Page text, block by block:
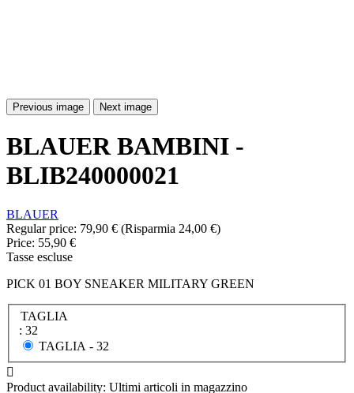
Previous image Next image
BLAUER BAMBINI -
BLIB240000021
BLAUER
Regular price: 79,90 € (Risparmia 24,00 €)
Price: 55,90 €
Tasse escluse
PICK 01 BOY SNEAKER MILITARY GREEN
TAGLIA
: 32
TAGLIA - 32

Product availability: Ultimi articoli in magazzino